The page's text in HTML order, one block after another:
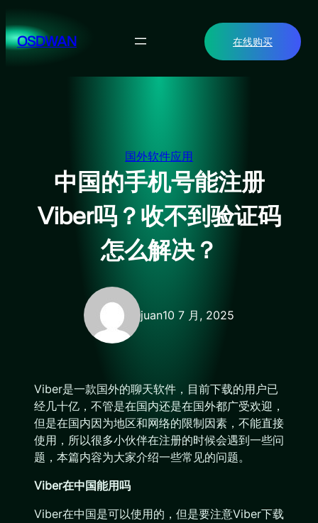
至
内OSDWAN 在线购买
国外软件应用
中国的手机号能注册
Viber吗？收不到验证码
怎么解决？
juan10 7 月, 2025
Viber是一款国外的聊天软件，目前下载的用户已
经几十亿，不管是在国内还是在国外都广受欢迎，
但是在国内因为地区和网络的限制因素，不能直接
使用，所以很多小伙伴在注册的时候会遇到一些问
题，本篇内容为大家介绍一些常见的问题。
Viber在中国能用吗
Viber在中国是可以使用的，但是要注意Viber下载